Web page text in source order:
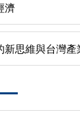
濟
思維與台灣產